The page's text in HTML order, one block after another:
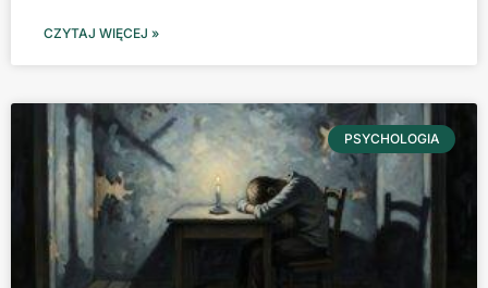
CZYTAJ WIĘCEJ »
PSYCHOLOGIA